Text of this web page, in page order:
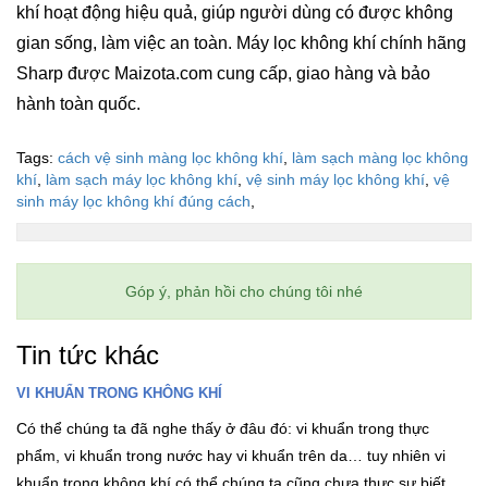
khí hoạt động hiệu quả, giúp người dùng có được không
gian sống, làm việc an toàn. Máy lọc không khí chính hãng
Sharp được Maizota.com cung cấp, giao hàng và bảo
hành toàn quốc.
Tags: cách vệ sinh màng lọc không khí làm sạch màng lọc không
khí làm sạch máy lọc không khí vệ sinh máy lọc không khí vệ
sinh máy lọc không khí đúng cách
Góp ý, phản hồi cho chúng tôi nhé
Tin tức khác
VI KHUẨN TRONG KHÔNG KHÍ
Có thể chúng ta đã nghe thấy ở đâu đó: vi khuẩn trong thực
phẩm, vi khuẩn trong nước hay vi khuẩn trên da… tuy nhiên vi